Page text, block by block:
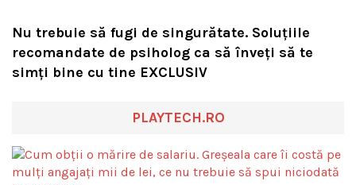
Nu trebuie să fugi de singurătate. Soluțiile
recomandate de psiholog ca să înveți să te
simți bine cu tine EXCLUSIV
PLAYTECH.RO